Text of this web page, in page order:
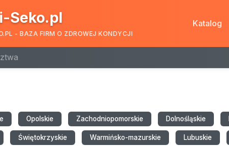
Seko.pl
- BAZA FIRM O ZDROWEJ KONDYCJI
Katalog
Opolskie Zachodniopomorskie Dolnośląskie
Świętokrzyskie Warmińsko-mazurskie Lubuskie